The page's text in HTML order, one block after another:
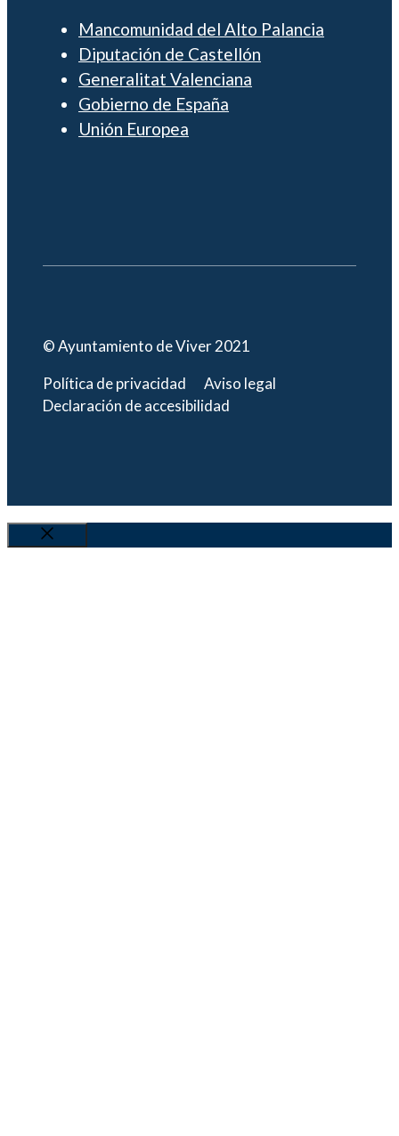
Mancomunidad del Alto Palancia
Diputación de Castellón
Generalitat Valenciana
Gobierno de España
Unión Europea
© Ayuntamiento de Viver 2021
Política de privacidad
Aviso legal
Declaración de accesibilidad
Cerrar